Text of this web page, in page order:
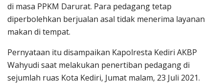
di masa PPKM Darurat. Para pedagang tetap
diperbolehkan berjualan asal tidak menerima layanan
makan di tempat.
Pernyataan itu disampaikan Kapolresta Kediri AKBP
Wahyudi saat melakukan penertiban pedagang di
sejumlah ruas Kota Kediri, Jumat malam, 23 Juli 2021.